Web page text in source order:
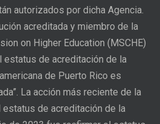
autorizados por dicha Agencia.
acreditada y miembro de la
on Higher Education (MSCHE)
estatus de acreditación de la
de Puerto Rico es
La acción más reciente de la
de acreditación de la